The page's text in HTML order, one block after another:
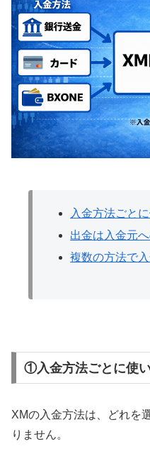
入金方法ごと
出金は入金元
複数の方法で
①入金方法ごとに使
XMの入金方法は、どれを
りません。